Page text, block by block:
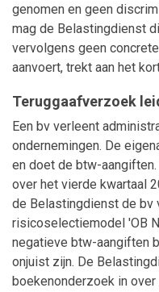
genomen en geen
mag de Belastingdienst
vervolgens geen
aanvoert, trekt aan het
Teruggaafverzoek
Een bv verleent
ondernemingen. De
en doet de btw-
over het vierde kwartaal
de Belastingdienst de bv
risicoselectiemodel 'OB
negatieve btw-aangiften
onjuist zijn. De
boekenonderzoek in